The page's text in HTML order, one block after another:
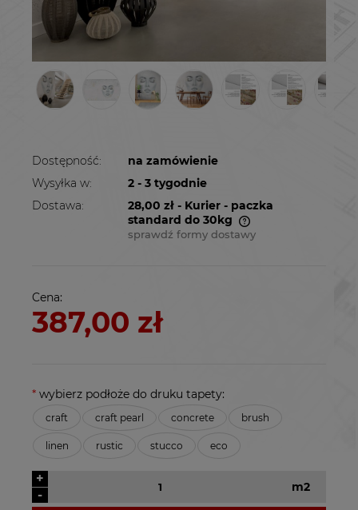
Dostępność:
na zamówienie
Wysyłka w:
2 - 3 tygodnie
Dostawa:
28,00 zł - Kurier - paczka
standard do 30kg
Cena nie zawiera ewentualnych kosztów
sprawdź formy dostawy
Cena:
387,00 zł
* wybierz podłoże do druku tapety:
craft craft pearl concrete brush
linen rustic stucco eco
-
+
m2